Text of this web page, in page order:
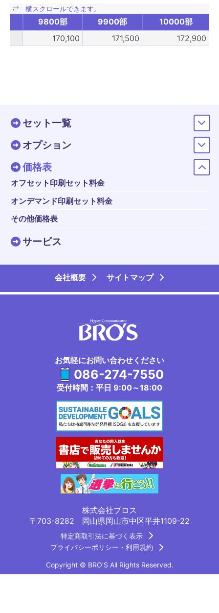
セット一覧
オプション
価格表
オフセット印刷セット料金
オンデマンド印刷セット料金
その他価格表
サービス
9800部 9900部
10000部
170,100
171,500 172,900
会社概要 サイトマップ
お気軽にお問い合わせください
086-274-7550
受付時間：平日 9:00～18:00
株式会社ブロス
〒703-8282 岡山県岡山市中区平井1109-22
Copyright © BRO'S All Rights Reserved.
特定商取引法に基づく表示
プライバシーポリシー・利用規約